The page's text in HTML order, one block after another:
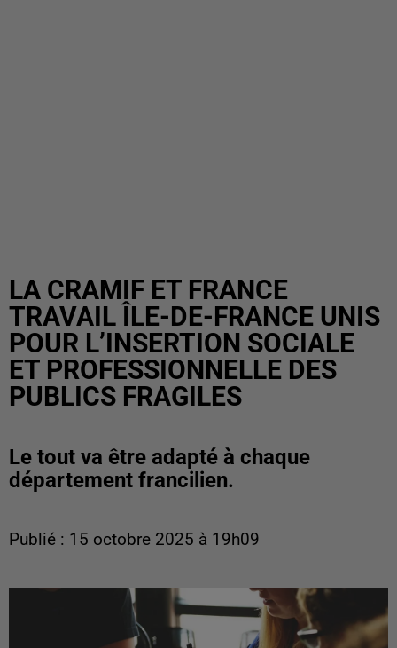
LA CRAMIF ET FRANCE
TRAVAIL ÎLE-DE-FRANCE UNIS
POUR L’INSERTION SOCIALE
ET PROFESSIONNELLE DES
PUBLICS FRAGILES
Le tout va être adapté à chaque
département francilien.
Publié : 15 octobre 2025 à 19h09